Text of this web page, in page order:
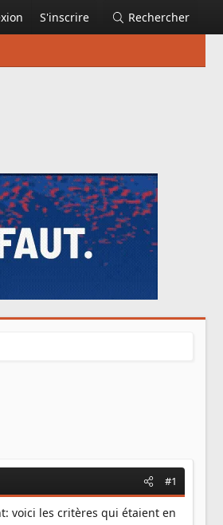
S'inscrire Rechercher
#1
voici les critères qui étaient en